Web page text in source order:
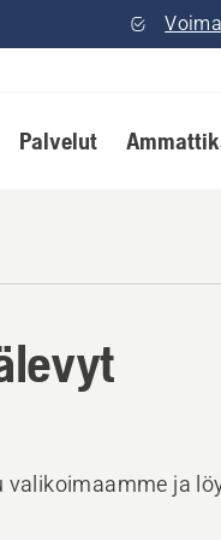
Palvelut
valikoimaamme ja